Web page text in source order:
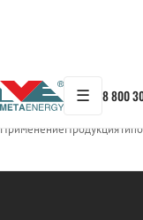
☰ 8 800
← Продукция/
ПрименениеПродукция